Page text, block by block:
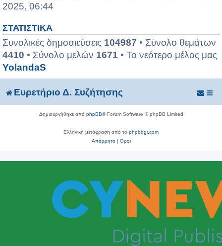
2025, 06:44
ΣΤΑΤΙΣΤΙΚΆ
Συνολικές δημοσιεύσεις 104987 • Σύνολο θεμάτων
4410 • Σύνολο μελών 1671 • Το νεότερο μέλος μας
YolandaS
Ευρετήριο Δ. Συζήτησης
Δημιουργήθηκε από phpBB® Forum Software © phpBB Limited
Ελληνική μετάφραση από το phpbbgr.com
Απόρρητο|Όροι